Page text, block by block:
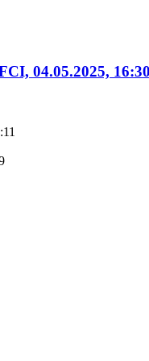
04.05.2025,